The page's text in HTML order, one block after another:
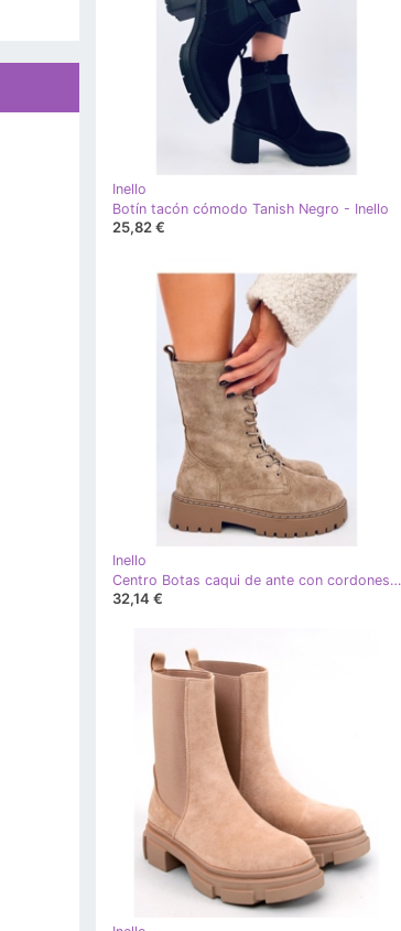
Inello
Botín tacón cómodo Tanish Negro - Inello
25,82 €
Inello
Centro Botas caqui de ante con cordones y pajarita - Inello beige
32,14 €